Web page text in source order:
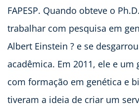
FAPESP. Quando obteve o
trabalhar com pesquisa em
Albert Einstein ? e se
acadêmica. Em 2011, ele e um
com formação em genética e
tiveram a ideia de criar um